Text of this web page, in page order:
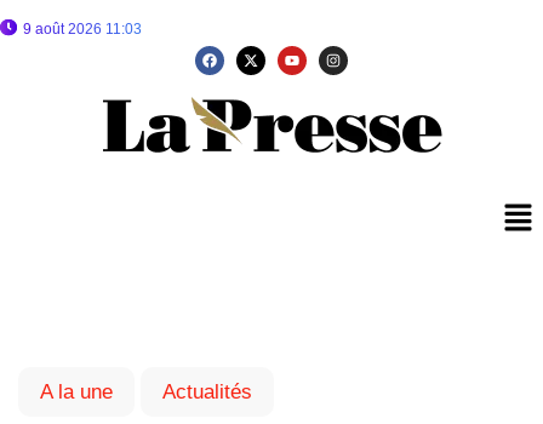
9 août 2026 11:03
A la une Actualités